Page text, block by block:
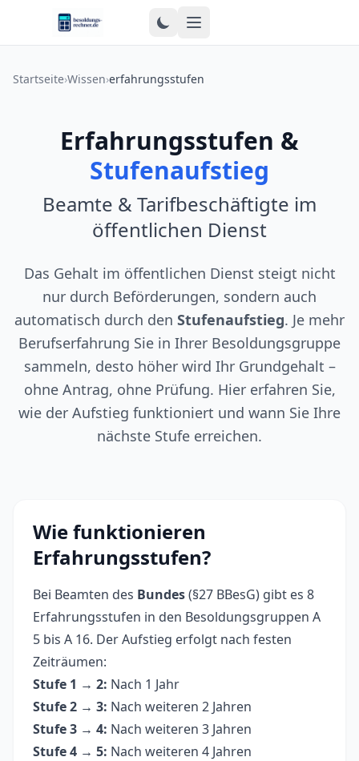
Zum Inhalt springen
Startseite›Wissen›erfahrungsstufen
Erfahrungsstufen &
Stufenaufstieg
Beamte & Tarifbeschäftigte im
öffentlichen Dienst
Das Gehalt im öffentlichen Dienst steigt nicht
nur durch Beförderungen, sondern auch
automatisch durch den Stufenaufstieg. Je mehr
Berufserfahrung Sie in Ihrer Besoldungsgruppe
sammeln, desto höher wird Ihr Grundgehalt –
ohne Antrag, ohne Prüfung. Hier erfahren Sie,
wie der Aufstieg funktioniert und wann Sie Ihre
nächste Stufe erreichen.
Wie funktionieren
Erfahrungsstufen?
Bei Beamten des Bundes(§27 BBesG) gibt es 8
Erfahrungsstufen in den Besoldungsgruppen A
5 bis A 16. Der Aufstieg erfolgt nach festen
Zeiträumen:
Stufe 1 → 2: Nach 1 Jahr
Stufe 2 → 3: Nach weiteren 2 Jahren
Stufe 3 → 4: Nach weiteren 3 Jahren
Stufe 4 → 5: Nach weiteren 4 Jahren